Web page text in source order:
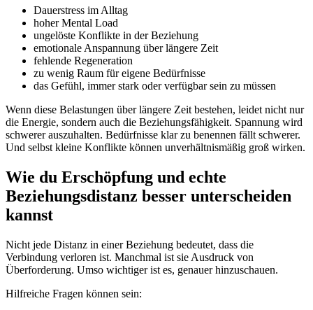
Dauerstress im Alltag
hoher Mental Load
ungelöste Konflikte in der Beziehung
emotionale Anspannung über längere Zeit
fehlende Regeneration
zu wenig Raum für eigene Bedürfnisse
das Gefühl, immer stark oder verfügbar sein zu müssen
Wenn diese Belastungen über längere Zeit bestehen, leidet nicht nur
die Energie, sondern auch die Beziehungsfähigkeit. Spannung wird
schwerer auszuhalten. Bedürfnisse klar zu benennen fällt schwerer.
Und selbst kleine Konflikte können unverhältnismäßig groß wirken.
Wie du Erschöpfung und echte
Beziehungsdistanz besser unterscheiden
kannst
Nicht jede Distanz in einer Beziehung bedeutet, dass die
Verbindung verloren ist. Manchmal ist sie Ausdruck von
Überforderung. Umso wichtiger ist es, genauer hinzuschauen.
Hilfreiche Fragen können sein: